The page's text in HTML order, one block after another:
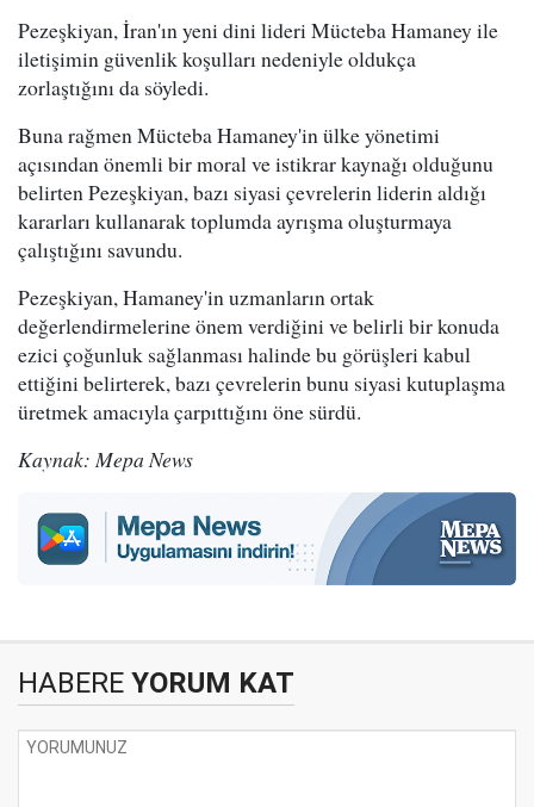
Pezeşkiyan, İran'ın yeni dini lideri Mücteba Hamaney ile
iletişimin güvenlik koşulları nedeniyle oldukça
zorlaştığını da söyledi.
Buna rağmen Mücteba Hamaney'in ülke yönetimi
açısından önemli bir moral ve istikrar kaynağı olduğunu
belirten Pezeşkiyan, bazı siyasi çevrelerin liderin aldığı
kararları kullanarak toplumda ayrışma oluşturmaya
çalıştığını savundu.
Pezeşkiyan, Hamaney'in uzmanların ortak
değerlendirmelerine önem verdiğini ve belirli bir konuda
ezici çoğunluk sağlanması halinde bu görüşleri kabul
ettiğini belirterek, bazı çevrelerin bunu siyasi kutuplaşma
üretmek amacıyla çarpıttığını öne sürdü.
Kaynak: Mepa News
HABERE YORUM KAT